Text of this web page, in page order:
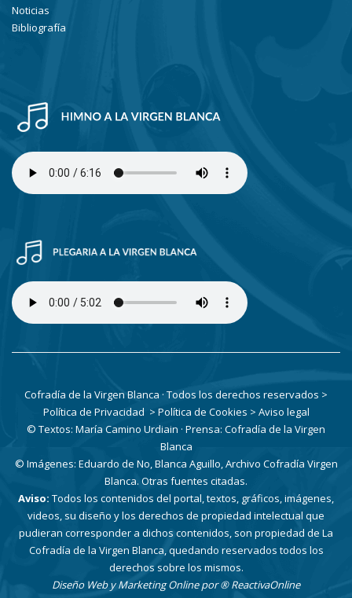
Noticias
Bibliografía
Cofradía de la Virgen Blanca · Todos los derechos reservados >
Política de Privacidad > Política de Cookies > Aviso legal
© Textos: María Camino Urdiain · Prensa: Cofradía de la Virgen
Blanca
© Imágenes: Eduardo de No, Blanca Aguillo, Archivo Cofradía Virgen
Blanca. Otras fuentes citadas.
Aviso: Todos los contenidos del portal, textos, gráficos, imágenes,
videos, su diseño y los derechos de propiedad intelectual que
pudieran corresponder a dichos contenidos, son propiedad de La
Cofradía de la Virgen Blanca, quedando reservados todos los
derechos sobre los mismos.
Diseño Web y Marketing Online por® ReactivaOnline